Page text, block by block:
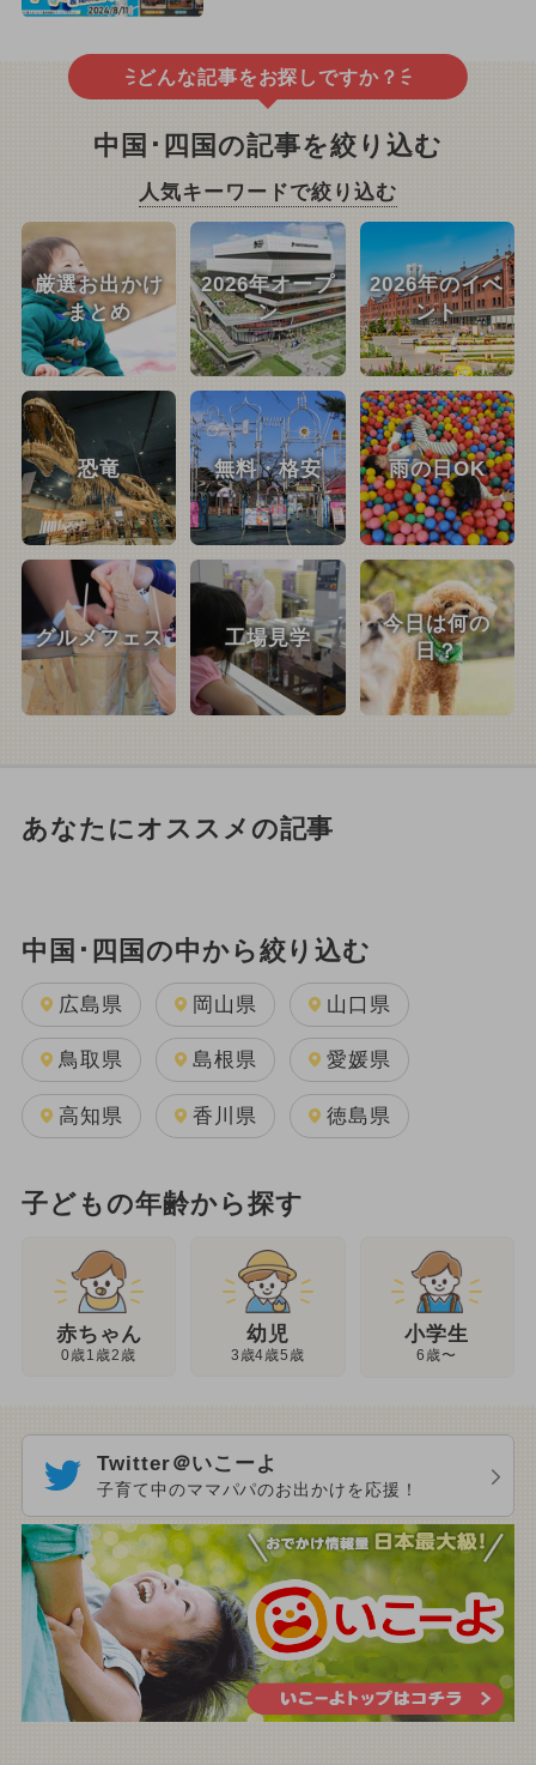
どんな記事をお探しですか？
中国･四国の記事を絞り込む
人気キーワードで絞り込む
厳選お出かけ
まとめ
2026年オープ
ン
2026年のイベ
ント
恐竜 無料・格安 雨の日OK
グルメフェス 工場見学
今日は何の
日？
あなたにオススメの記事
中国･四国の中から絞り込む
広島県 岡山県 山口県
鳥取県 島根県 愛媛県
高知県 香川県 徳島県
子どもの年齢から探す
赤ちゃん
0歳1歳2歳
幼児
3歳4歳5歳
小学生
6歳〜
Twitter＠いこーよ
子育て中のママパパのお出かけを応援！